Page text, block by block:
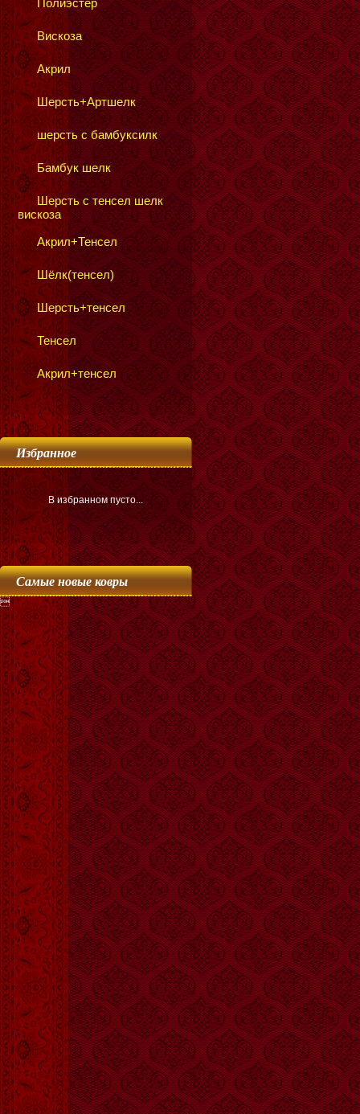
Полиэстер
Вискоза
Акрил
Шерсть+Артшелк
шерсть с бамбуксилк
Бамбук шелк
Шерсть с тенсел шелк
вискоза
Акрил+Тенсел
Шёлк(тенсел)
Шерсть+тенсел
Тенсел
Акрил+тенсел
Избранное
В избранном пусто...
Самые новые ковры
